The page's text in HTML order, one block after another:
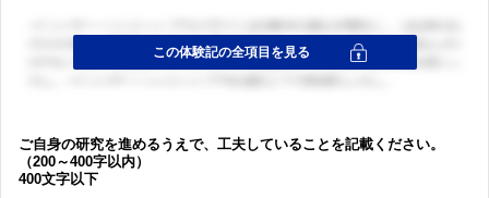
ご自身の研究を進めるうえで、工夫していることを記載ください。
（200～400字以内）
400文字以下